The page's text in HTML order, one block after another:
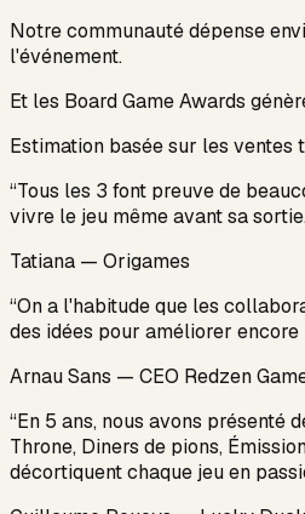
Notre communauté dépense
l'événement.
Et les Board Game Awards
Estimation basée sur les ventes
“Tous les 3 font preuve de
vivre le jeu même avant sa
Tatiana — Origames
“On a l'habitude que les
des idées pour améliorer
Arnau Sans — CEO Redzen
“En 5 ans, nous avons
Throne, Diners de pions,
décortiquent chaque jeu en